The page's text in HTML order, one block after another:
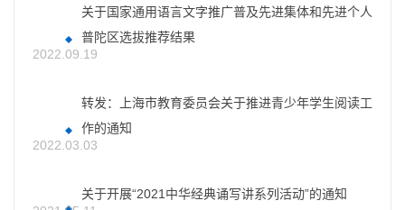
关于国家通用语言文字推广普及先进集体和先进个人
普陀区选拔推荐结果
2022.09.19
转发：上海市教育委员会关于推进青少年学生阅读工
作的通知
2022.03.03
关于开展“2021中华经典诵写讲系列活动”的通知